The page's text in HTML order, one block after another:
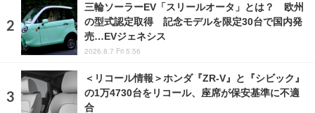
三輪ソーラーEV「スリールオータ」とは？ 欧州
の型式認定取得 記念モデルを限定30台で国内発
売…EVジェネシス
2026.8.7 Fri 5:56
＜リコール情報＞ホンダ『ZR-V』と『シビック』
の1万4730台をリコール、座席が保安基準に不適
合